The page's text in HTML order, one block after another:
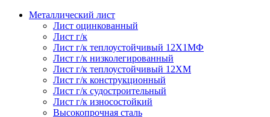
Металлический лист
Лист оцинкованный
Лист г/к
Лист г/к теплоустойчивый 12Х1МФ
Лист г/к низколегированный
Лист г/к теплоустойчивый 12ХМ
Лист г/к конструкционный
Лист г/к судостроительный
Лист г/к износостойкий
Высокопрочная сталь